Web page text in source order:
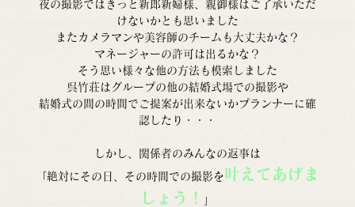
夜の撮影ではきっと新郎新婦様、親御様はご了承いただ
けないかとも思いました
またカメラマンや美容師のチームも大丈夫かな？
マネージャーの許可は出るかな？
そう思い様々な他の方法も模索しました
呉竹荘はグループの他の結婚式場での撮影や
結婚式の間の時間でご提案が出来ないかプランナーに確
認したり・・・
しかし、関係者のみんなの返事は
「絶対にその日、その時間での撮影を 叶えてあげま
しょう！
」